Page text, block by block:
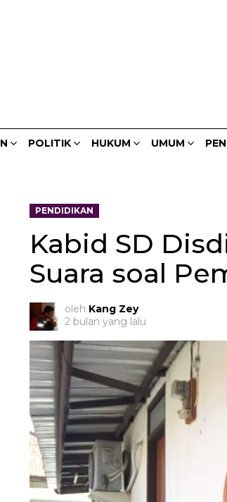
POLITIK HUKUM UMUM
PENDIDIKAN
Kabid SD
Suara soal
oleh Kang Zey
2 bulan yang lalu